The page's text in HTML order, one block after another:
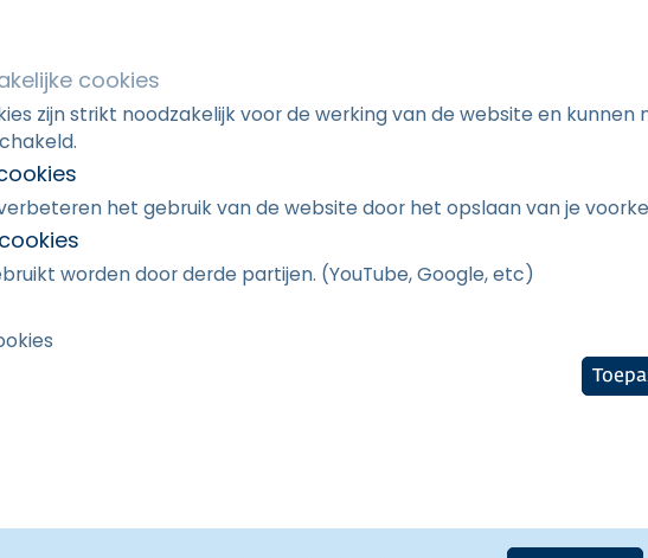
cookies
zijn strikt noodzakelijk voor de werking van de website en kunnen
het gebruik van de website door het opslaan van je
worden door derde partijen. (YouTube, Google, etc)